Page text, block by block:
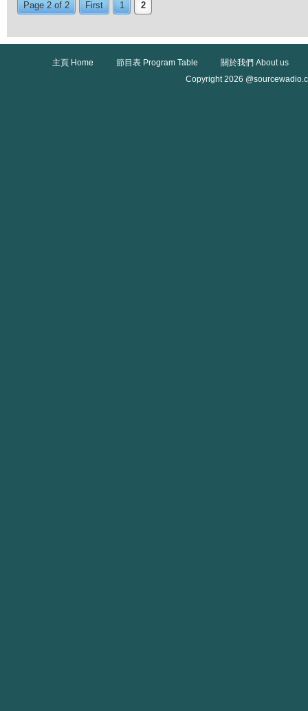
Page 2 of 2 First 1 2
主頁 Home 節目表 Program Table
關於我們 About us
Copyright 2026